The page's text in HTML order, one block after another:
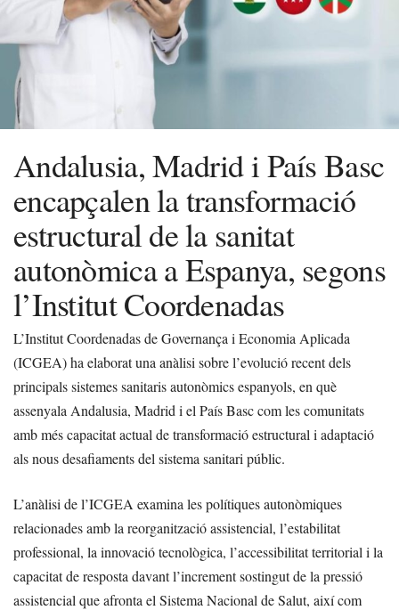
Andalusia, Madrid i País Basc
encapçalen la transformació
estructural de la sanitat
autonòmica a Espanya, segons
l’Institut Coordenadas
L’Institut Coordenadas de Governança i Economia Aplicada
(ICGEA) ha elaborat una anàlisi sobre l’evolució recent dels
principals sistemes sanitaris autonòmics espanyols, en què
assenyala Andalusia, Madrid i el País Basc com les comunitats
amb més capacitat actual de transformació estructural i adaptació
als nous desafiaments del sistema sanitari públic.
L’anàlisi de l’ICGEA examina les polítiques autonòmiques
relacionades amb la reorganització assistencial, l’estabilitat
professional, la innovació tecnològica, l’accessibilitat territorial i la
capacitat de resposta davant l’increment sostingut de la pressió
assistencial que afronta el Sistema Nacional de Salut, així com